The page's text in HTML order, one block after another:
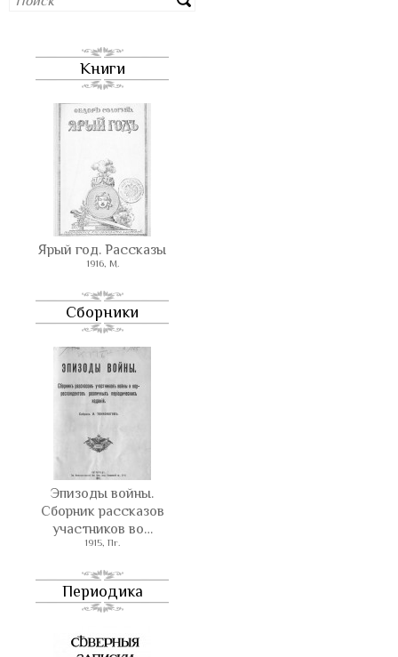
Книги
Ярый год. Рассказы
1916, М.
Сборники
Эпизоды войны.
Сборник рассказов
участников во…
1915, Пг.
Периодика